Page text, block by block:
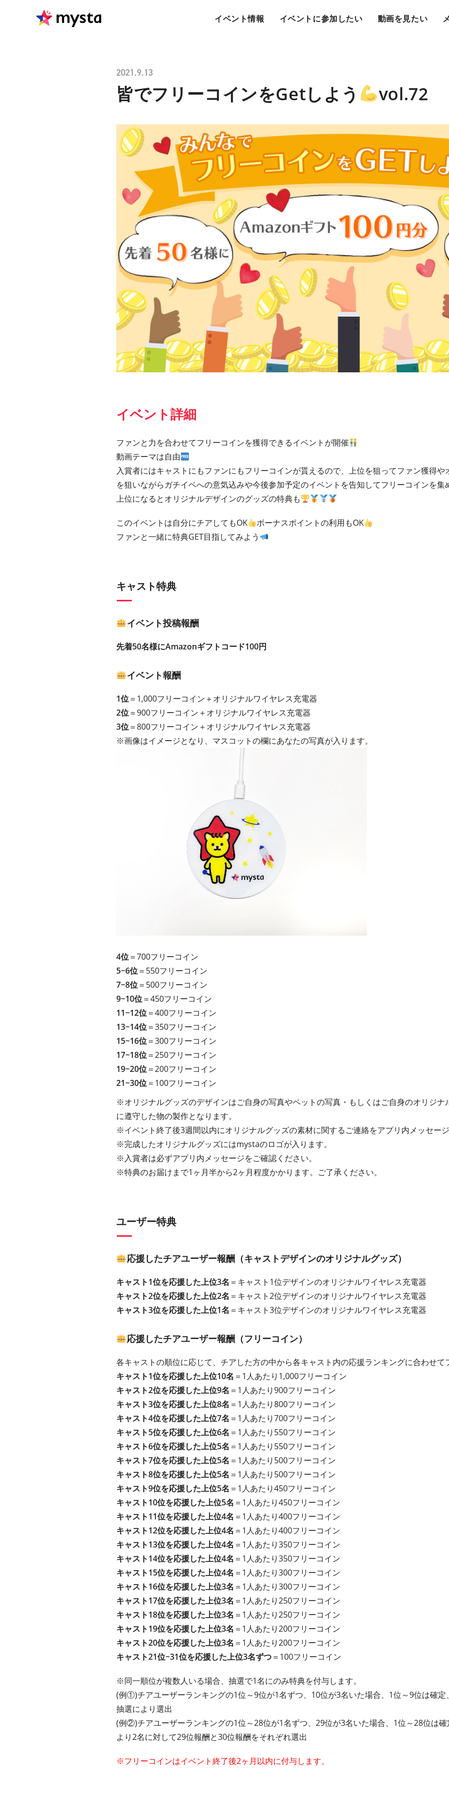
イベント情報 イベントに参加したい 動画を見たい
2021.9.13
皆でフリーコインをGetしよう vol.72
イベント詳細
ファンと力を合わせてフリーコインを獲得できるイベントが開催
動画テーマは自由
入賞者にはキャストにもファンにもフリーコインが貰えるので、上位を狙ってファン獲得
を狙いながらガチイベへの意気込みや今後参加予定のイベントを告知してフリーコインを集
上位になるとオリジナルデザインのグッズの特典も
このイベントは自分にチアしてもOK
ボーナスポイントの利用もOK
ファンと一緒に特典GET目指してみよう
キャスト特典
イベント投稿報酬
先着50名様にAmazonギフトコード100円
イベント報酬
1位＝1,000フリーコイン＋オリジナルワイヤレス充電器
2位＝900フリーコイン＋オリジナルワイヤレス充電器
3位＝800フリーコイン＋オリジナルワイヤレス充電器
※画像はイメージとなり、マスコットの欄にあなたの写真が入ります。
4位＝700フリーコイン
5~6位＝550フリーコイン
7~8位＝500フリーコイン
9~10位＝450フリーコイン
11~12位＝400フリーコイン
13~14位＝350フリーコイン
15~16位＝300フリーコイン
17~18位＝250フリーコイン
19~20位＝200フリーコイン
21~30位＝100フリーコイン
※オリジナルグッズのデザインはご自身の写真やペットの写真・もしくはご自身のオリジナ
に遵守した物の製作となります。
※イベント終了後3週間以内にオリジナルグッズの素材に関するご連絡をアプリ内メッセージ
※完成したオリジナルグッズにはmystaのロゴが入ります。
※入賞者は必ずアプリ内メッセージをご確認ください。
※特典のお届けまで1ヶ月半から2ヶ月程度かかります。ご了承ください。
ユーザー特典
応援したチアユーザー報酬（キャストデザインのオリジナルグッズ）
キャスト1位を応援した上位3名 ＝キャスト1位デザインのオリジナルワイヤレス充電器
キャスト2位を応援した上位2名 ＝キャスト2位デザインのオリジナルワイヤレス充電器
キャスト3位を応援した上位1名 ＝キャスト3位デザインのオリジナルワイヤレス充電器
応援したチアユーザー報酬（フリーコイン）
各キャストの順位に応じて、チアした方の中から各キャスト内の応援ランキングに合わせて
キャスト1位を応援した上位10名 ＝1人あたり1,000フリーコイン
キャスト2位を応援した上位9名 ＝1人あたり900フリーコイン
キャスト3位を応援した上位8名 ＝1人あたり800フリーコイン
キャスト4位を応援した上位7名 ＝1人あたり700フリーコイン
キャスト5位を応援した上位6名 ＝1人あたり550フリーコイン
キャスト6位を応援した上位5名 ＝1人あたり550フリーコイン
キャスト7位を応援した上位5名 ＝1人あたり500フリーコイン
キャスト8位を応援した上位5名 ＝1人あたり500フリーコイン
キャスト9位を応援した上位5名 ＝1人あたり450フリーコイン
キャスト10位を応援した上位5名 ＝1人あたり450フリーコイン
キャスト11位を応援した上位4名 ＝1人あたり400フリーコイン
キャスト12位を応援した上位4名 ＝1人あたり400フリーコイン
キャスト13位を応援した上位4名 ＝1人あたり350フリーコイン
キャスト14位を応援した上位4名 ＝1人あたり350フリーコイン
キャスト15位を応援した上位4名 ＝1人あたり300フリーコイン
キャスト16位を応援した上位3名 ＝1人あたり300フリーコイン
キャスト17位を応援した上位3名 ＝1人あたり250フリーコイン
キャスト18位を応援した上位3名 ＝1人あたり250フリーコイン
キャスト19位を応援した上位3名 ＝1人あたり200フリーコイン
キャスト20位を応援した上位3名 ＝1人あたり200フリーコイン
キャスト21位~31位を応援した上位3名ずつ＝100フリーコイン
※同一順位が複数人いる場合、抽選で1名にのみ特典を付与します。
(例①)チアユーザーランキングの1位～9位が1名ずつ、10位が3名いた場合、1位～9位は確定
抽選により選出
(例②)チアユーザーランキングの1位～28位が1名ずつ、29位が3名いた場合、1位～28位は
より2名に対して29位報酬と30位報酬をそれぞれ選出
※フリーコインはイベント終了後2ヶ月以内に付与します。